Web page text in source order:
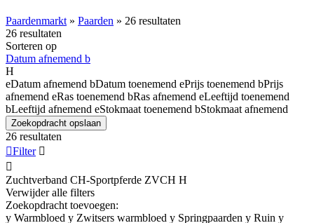
Paardenmarkt » Paarden » 26 resultaten
26 resultaten
Sorteren op
Datum afnemend b
H
eDatum afnemend bDatum toenemend ePrijs toenemend bPrijs
afnemend eRas toenemend bRas afnemend eLeeftijd toenemend
bLeeftijd afnemend eStokmaat toenemend bStokmaat afnemend
Zoekopdracht opslaan
26 resultaten
Filter 

Zuchtverband CH-Sportpferde ZVCH H
Verwijder alle filters
Zoekopdracht toevoegen:
y Warmbloed y Zwitsers warmbloed y Springpaarden y Ruin y